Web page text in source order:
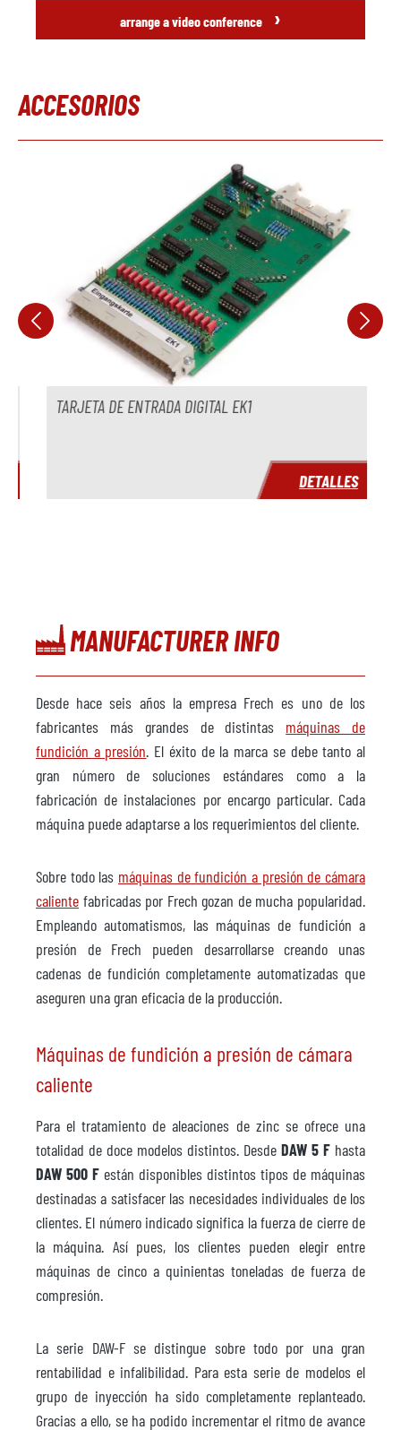
arrange a video conference ›
ACCESORIOS
TARJETA DE ENTRADA DIGITAL EK1
DETALLES
MANUFACTURER INFO
Desde hace seis años la empresa Frech es uno de los
fabricantes más grandes de distintas máquinas de
fundición a presión. El éxito de la marca se debe tanto al
gran número de soluciones estándares como a la
fabricación de instalaciones por encargo particular. Cada
máquina puede adaptarse a los requerimientos del cliente.
Sobre todo las máquinas de fundición a presión de cámara
caliente fabricadas por Frech gozan de mucha popularidad.
Empleando automatismos, las máquinas de fundición a
presión de Frech pueden desarrollarse creando unas
cadenas de fundición completamente automatizadas que
aseguren una gran eficacia de la producción.
Máquinas de fundición a presión de cámara
caliente
Para el tratamiento de aleaciones de zinc se ofrece una
totalidad de doce modelos distintos. Desde DAW 5 F hasta
DAW 500 F están disponibles distintos tipos de máquinas
destinadas a satisfacer las necesidades individuales de los
clientes. El número indicado significa la fuerza de cierre de
la máquina. Así pues, los clientes pueden elegir entre
máquinas de cinco a quinientas toneladas de fuerza de
compresión.
La serie DAW-F se distingue sobre todo por una gran
rentabilidad e infalibilidad. Para esta serie de modelos el
grupo de inyección ha sido completamente replanteado.
Gracias a ello, se ha podido incrementar el ritmo de avance